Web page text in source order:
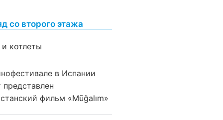
со второго этажа
котлеты
в Испании
представлен
фильм «Mūğalım»